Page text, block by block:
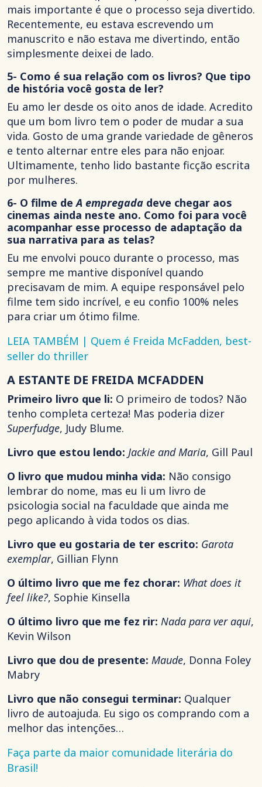
mais importante é que o processo seja divertido.
Recentemente, eu estava escrevendo um
manuscrito e não estava me divertindo, então
simplesmente deixei de lado.
5- Como é sua relação com os livros? Que tipo
de história você gosta de ler?
Eu amo ler desde os oito anos de idade. Acredito
que um bom livro tem o poder de mudar a sua
vida. Gosto de uma grande variedade de gêneros
e tento alternar entre eles para não enjoar.
Ultimamente, tenho lido bastante ficção escrita
por mulheres.
6- O filme deA empregada deve chegar aos
cinemas ainda neste ano. Como foi para você
acompanhar esse processo de adaptação da
sua narrativa para as telas?
Eu me envolvi pouco durante o processo, mas
sempre me mantive disponível quando
precisavam de mim. A equipe responsável pelo
filme tem sido incrível, e eu confio 100% neles
para criar um ótimo filme.
LEIA TAMBÉM | Quem é Freida McFadden, best-
seller do thriller
A ESTANTE DE FREIDA MCFADDEN
Primeiro livro que li: O primeiro de todos? Não
tenho completa certeza! Mas poderia dizer
Superfudge, Judy Blume.
Livro que estou lendo: Jackie and Maria, Gill Paul
O livro que mudou minha vida: Não consigo
lembrar do nome, mas eu li um livro de
psicologia social na faculdade que ainda me
pego aplicando à vida todos os dias.
Livro que eu gostaria de ter escrito: Garota
exemplar, Gillian Flynn
O último livro que me fez chorar: What does it
feel like?, Sophie Kinsella
O último livro que me fez rir: Nada para ver aqui,
Kevin Wilson
Livro que dou de presente: Maude, Donna Foley
Mabry
Livro que não consegui terminar: Qualquer
livro de autoajuda. Eu sigo os comprando com a
melhor das intenções…
Faça parte da maior comunidade literária do
Brasil!